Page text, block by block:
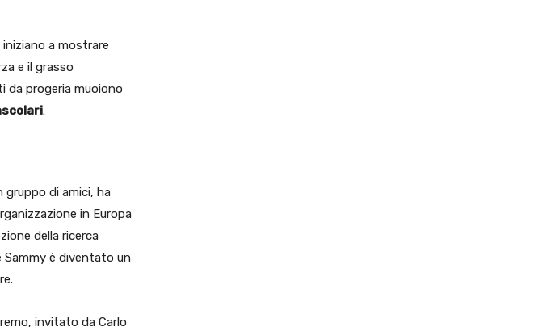
a mostrare
e il grasso
progeria muoiono
.
gruppo di amici, ha
in Europa
della ricerca
Sammy è diventato un
invitato da Carlo